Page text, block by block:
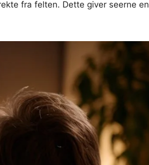
fra felten. Dette giver seerne en